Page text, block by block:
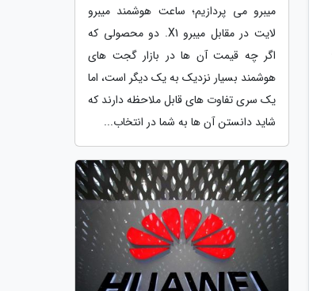
میبرو می پردازیم؛ ساعت هوشمند میبرو
لایت در مقابل میبرو X1. دو محصولی که
اگر چه قیمت آن ها در بازار گجت های
هوشمند بسیار نزدیک به یک دیگر است، اما
یک سری تفاوت های قابل ملاحظه دارند که
شاید دانستن آن ها به شما در انتخاب...